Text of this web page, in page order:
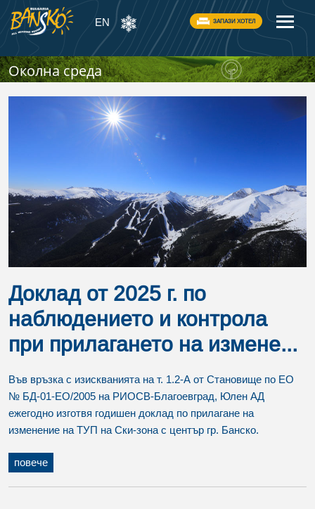
EN ЗАПАЗИ ХОТЕЛ
Околна среда
Доклад от 2025 г. по
наблюдението и контрола
при прилагането на измене...
Във връзка с изискванията на т. 1.2-А от Становище по ЕО
№ БД-01-ЕО/2005 на РИОСВ-Благоевград, Юлен АД
ежегодно изготвя годишен доклад по прилагане на
изменение на ТУП на Ски-зона с център гр. Банско.
повече